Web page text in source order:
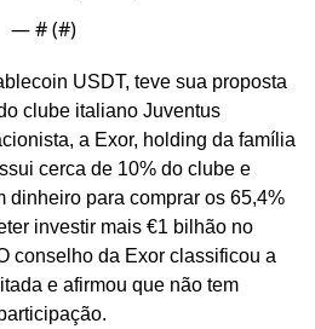
— # (#)
USDT, teve sua proposta
clube italiano Juventus
a Exor, holding da família
cerca de 10% do clube e
dinheiro para comprar os 65,4%
investir mais €1 bilhão no
conselho da Exor classificou a
e afirmou que não tem